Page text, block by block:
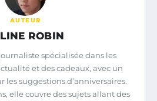
AUTEUR
ROBIN
spécialisée dans les
et des cadeaux, avec un
les suggestions d’anniversaires.
elle couvre des sujets allant des